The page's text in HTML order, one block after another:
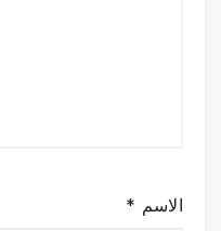
الاسم *